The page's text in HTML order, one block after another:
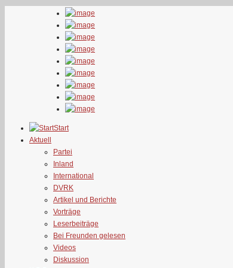
Start
Aktuell
Partei
Inland
International
DVRK
Artikel und Berichte
Vorträge
Leserbeiträge
Bei Freunden gelesen
Videos
Diskussion